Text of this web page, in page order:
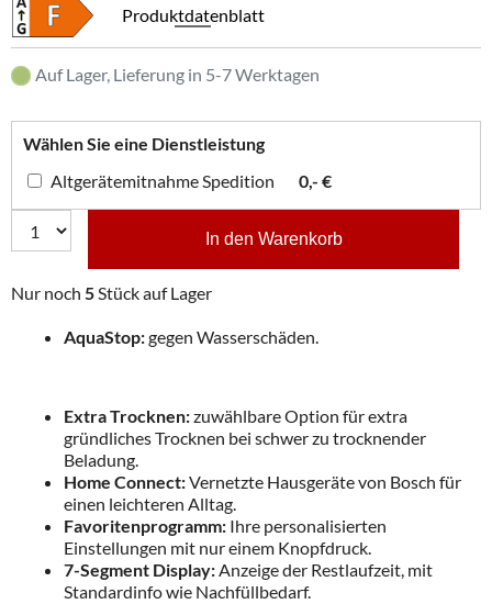
Produktdatenblatt
Auf Lager, Lieferung in 5-7 Werktagen
Wählen Sie eine Dienstleistung
Altgerätemitnahme Spedition
0,- €
In den Warenkorb
Nur noch 5Stück auf Lager
AquaStop:gegen Wasserschäden.
Extra Trocknen:zuwählbare Option für extra
gründliches Trocknen bei schwer zu trocknender
Beladung.
Home Connect:Vernetzte Hausgeräte von Bosch für
einen leichteren Alltag.
Favoritenprogramm: Ihre personalisierten
Einstellungen mit nur einem Knopfdruck.
7-Segment Display:Anzeige der Restlaufzeit, mit
Standardinfo wie Nachfüllbedarf.